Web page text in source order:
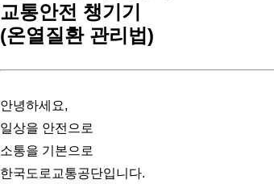
교통안전 챙기기
(온열질환 관리법)
안녕하세요,
일상을 안전으로
소통을 기본으로
한국도로교통공단입니다.